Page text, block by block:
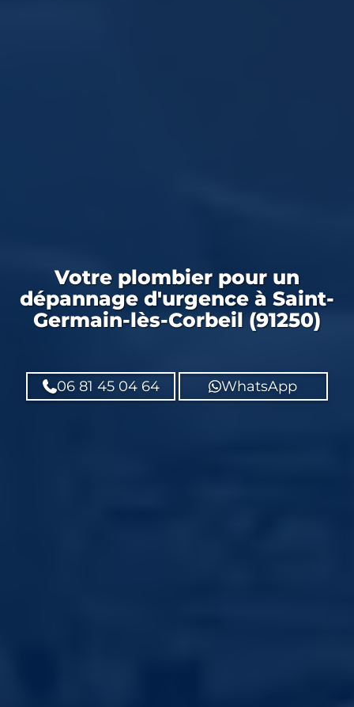
Votre plombierpour un
dépannage d'urgence à Saint-
Germain-lès-Corbeil (91250)
06 81 45 04 64 WhatsApp